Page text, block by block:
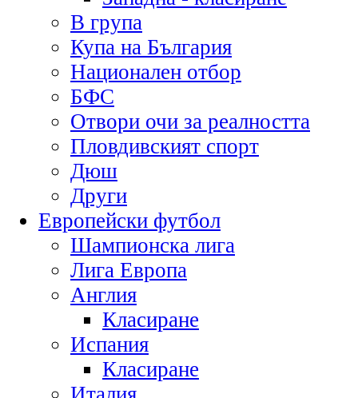
В група
Купа на България
Национален отбор
БФС
Отвори очи за реалността
Пловдивският спорт
Дюш
Други
Европейски футбол
Шампионска лига
Лига Европа
Англия
Класиране
Испания
Класиране